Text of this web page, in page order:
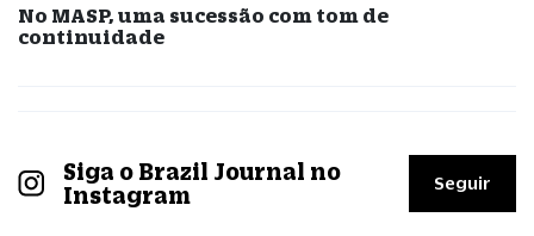
No MASP, uma sucessão com tom de
continuidade
Siga o Brazil Journal no
Instagram
Seguir